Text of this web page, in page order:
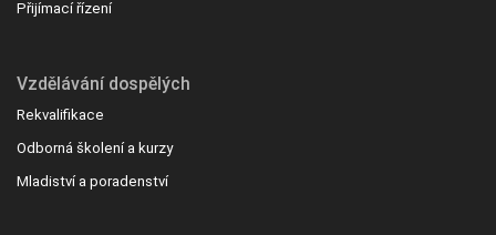
Přijímací řízení
Vzdělávání dospělých
Rekvalifikace
Odborná školení a kurzy
Mladiství a poradenství